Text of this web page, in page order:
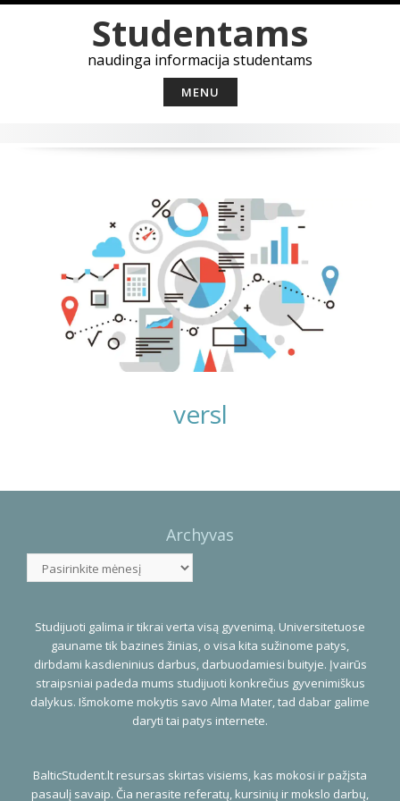
to
content
Studentams
naudinga informacija studentams
MENU
versl
Navigation
Archyvas
Studijuoti galima ir tikrai verta visą gyvenimą. Universitetuose
gauname tik bazines žinias, o visa kita sužinome patys,
dirbdami kasdieninius darbus, darbuodamiesi buityje. Įvairūs
straipsniai padeda mums studijuoti konkrečius gyvenimiškus
dalykus. Išmokome mokytis savo Alma Mater, tad dabar galime
daryti tai patys internete.
BalticStudent.lt resursas skirtas visiems, kas mokosi ir pažįsta
pasaulį savaip. Čia nerasite referatų, kursinių ir mokslo darbų,